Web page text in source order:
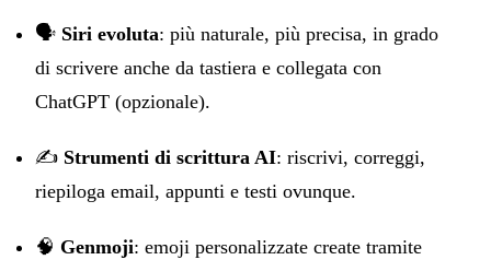
🗣️ Siri evoluta: più naturale, più precisa, in grado
di scrivere anche da tastiera e collegata con
ChatGPT (opzionale).
✍️ Strumenti di scrittura AI: riscrivi, correggi,
riepiloga email, appunti e testi ovunque.
🧠 Genmoji: emoji personalizzate create tramite